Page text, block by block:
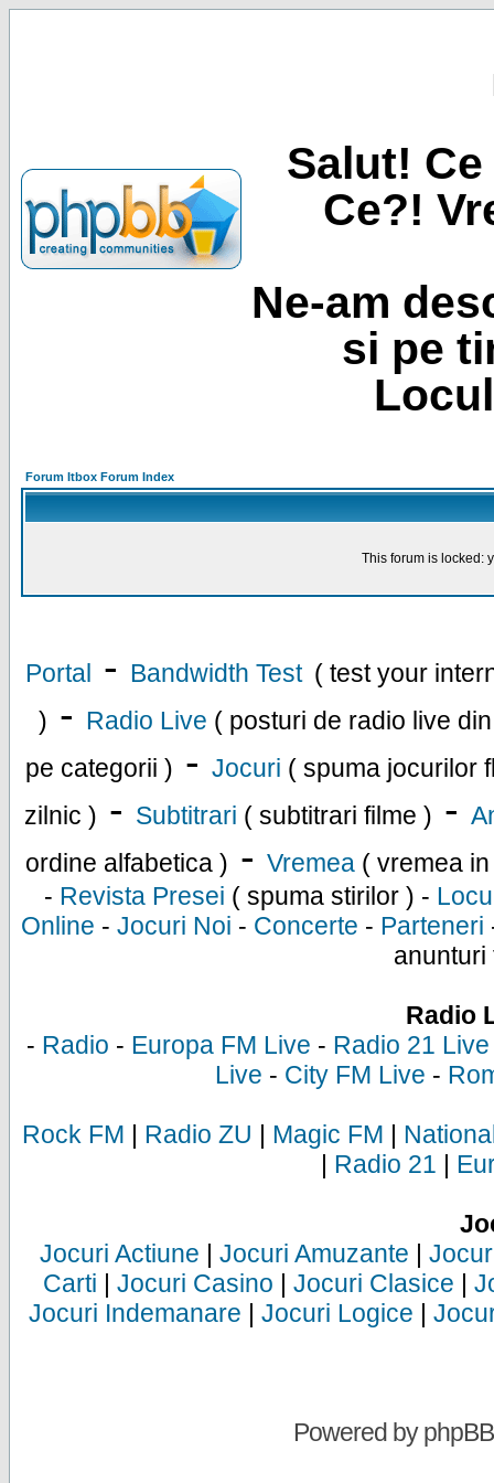
Salut!
Ce?!
Ne-am
si pe
Forum Itbox Forum Index
This forum is locked:
Portal - Bandwidth Test ( test your
) - Radio Live ( posturi de radio live
pe categorii ) - Jocuri ( spuma jocurilor
zilnic ) - Subtitrari ( subtitrari filme ) -
ordine alfabetica ) - Vremea ( vremea
- Revista Presei ( spuma stirilor ) -
Online - Jocuri Noi - Concerte - Parteneri
anunturi
Radio
- Radio - Europa FM Live - Radio 21 Live
Live - City FM Live -
Rock FM | Radio ZU | Magic FM |
| Radio 21 |
Jocuri Actiune | Jocuri Amuzante |
Carti | Jocuri Casino | Jocuri Clasice |
Jocuri Indemanare | Jocuri Logice |
Powered byphpBB